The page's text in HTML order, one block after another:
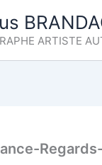
ARTISTE